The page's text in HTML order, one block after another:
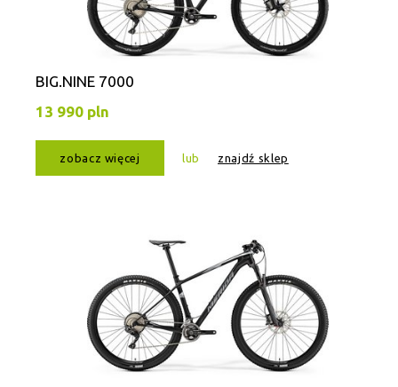
BIG.NINE 7000
13 990 pln
zobacz więcej lub znajdź sklep